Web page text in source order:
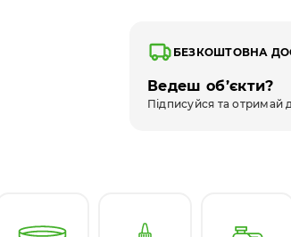
БЕЗКОШТОВНА
Ведеш об’єкти?
Підписуйся та отримай